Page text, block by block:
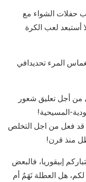
حفلات الشواء مع
أستبعد لعب الكرة
المرء تحديدافي
من أجل تعليق شعور
المسيحية!
بالمناسبة، أعتقد، بهذا الصدد، أن ماي 68 قد فعل من اجل التخلص
منذ قرن!
إبيقوريا، فالبعض
لكم، هل العطلة نَهَمُ أم